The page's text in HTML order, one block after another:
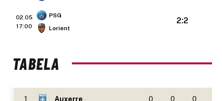
02.05
17:00
PSG
Lorient
2:2
TABELA
1 Auxerre 0 0 0